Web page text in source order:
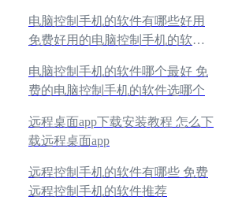
电脑控制手机的软件有哪些好用
免费好用的电脑控制手机的软件
电脑控制手机的软件哪个最好 免
费的电脑控制手机的软件选哪个
远程桌面app下载安装教程 怎么下
载远程桌面app
远程控制手机的软件有哪些 免费
远程控制手机的软件推荐